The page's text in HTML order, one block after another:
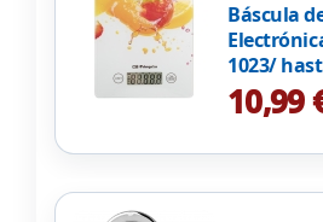
Báscula
1023/
10,99